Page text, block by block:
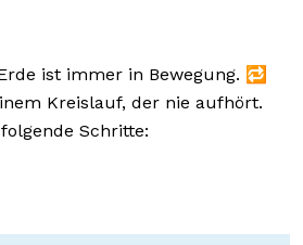
ist immer in Bewegung. 🔁
Kreislauf, der nie aufhört.
Schritte: